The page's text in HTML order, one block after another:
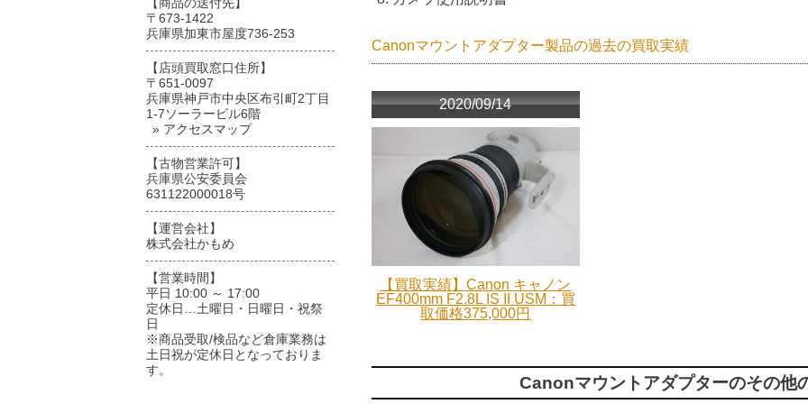
Canonマウントアダプター製品の過去の買取実績
2020/09/14
【買取実績】Canon キャノン
EF400mm F2.8L IS II USM：買
取価格375,000円
Canonマウントアダプターのその他
〒673-1422
兵庫県加東市屋度736-253
【店頭買取窓口住所】
〒651-0097
兵庫県神戸市中央区布引町2丁目
1-7ソーラービル6階
» アクセスマップ
【古物営業許可】
兵庫県公安委員会
631122000018号
【運営会社】
株式会社かもめ
【営業時間】
平日 10:00 ～ 17:00
定休日…土曜日・日曜日・祝祭
日
※商品受取/検品など倉庫業務は
土日祝が定休日となっておりま
す。